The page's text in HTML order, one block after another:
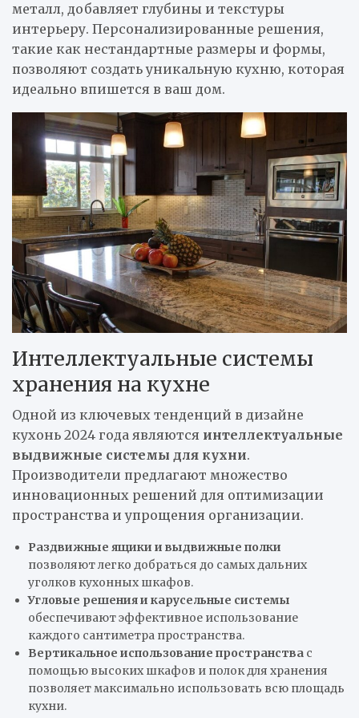
металл, добавляет глубины и текстуры
интерьеру. Персонализированные решения,
такие как нестандартные размеры и формы,
позволяют создать уникальную кухню, которая
идеально впишется в ваш дом.
Интеллектуальные системы
хранения на кухне
Одной из ключевых тенденций в дизайне
кухонь 2024 года являются интеллектуальные
выдвижные системы для кухни.
Производители предлагают множество
инновационных решений для оптимизации
пространства и упрощения организации.
Раздвижные ящики и выдвижные полки
позволяют легко добраться до самых дальних
уголков кухонных шкафов.
Угловые решения и карусельные системы
обеспечивают эффективное использование
каждого сантиметра пространства.
Вертикальное использование пространства с
помощью высоких шкафов и полок для хранения
позволяет максимально использовать всю площадь
кухни.